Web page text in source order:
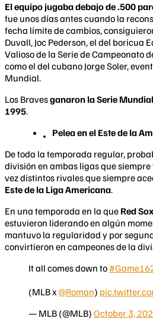
El equipo jugaba debajo de .500
fue unos días antes cuando la
fecha límite de cambios,
Duvall, Joc Pederson, el del boricua
Valioso de la Serie de Campeonato
como el del cubano Jorge Soler,
Mundial.
Los Bravesganaron la Serie
1995.
Pelea en el Este de la
De toda la temporada regular,
división en ambas ligas que
vez distintos rivales que siempre
Este de la Liga Americana.
En una temporada en la que Red
estuvieron liderando en algún
mantuvo la regularidad y por
convirtieron en campeones de la
It all comes down to
(MLB x@Roman)
— MLB (@MLB) October 3,